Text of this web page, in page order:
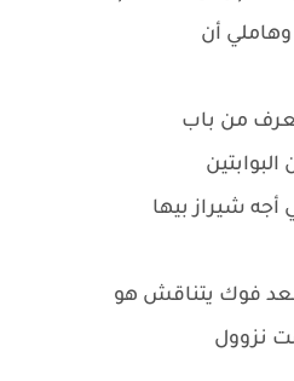
أن
من باب
أجه شيراز بيها
فوك يتناقش هو
نزوول